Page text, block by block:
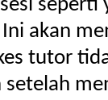
seperti
akan
tutor
setelah